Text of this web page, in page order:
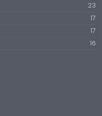
23
17
17
16